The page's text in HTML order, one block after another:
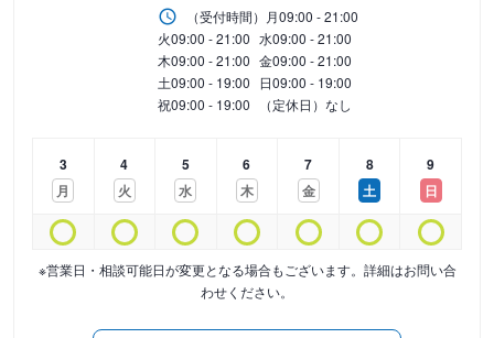
（受付時間） 月09:00 - 21:00
火09:00 - 21:00 水09:00 - 21:00
木09:00 - 21:00 金09:00 - 21:00
土09:00 - 19:00 日09:00 - 19:00
祝09:00 - 19:00 （定休日）なし
3
月
4
火
5
水
6
木
7
金
8
土
9
日
※営業日・相談可能日が変更となる場合もございます。詳細はお問い合
わせください。